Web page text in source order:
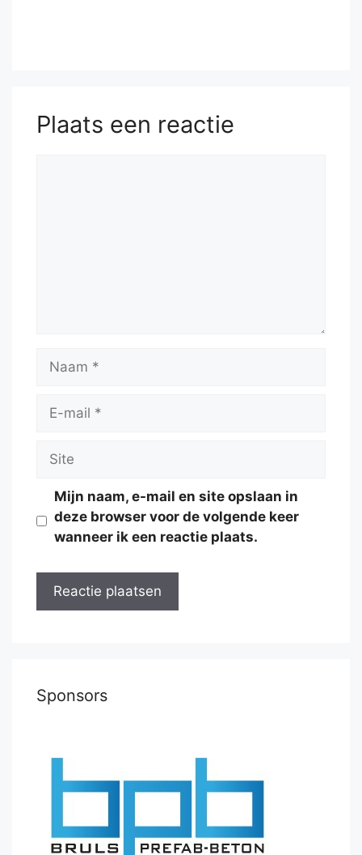
Plaats een reactie
Naam
Site
Mijn naam, e-mail en site opslaan in
deze browser voor de volgende keer
wanneer ik een reactie plaats.
Sponsors